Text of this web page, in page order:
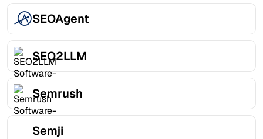
SEOAgent
SEO2LLM
Semrush
Semji